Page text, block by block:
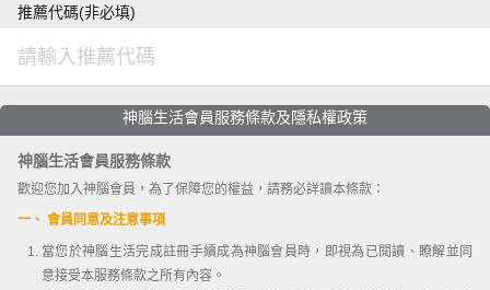
推薦代碼(非必填)
神腦生活會員服務條款及隱私權政策
神腦生活會員服務條款
歡迎您加入神腦會員，為了保障您的權益，請務必詳讀本條款：
一、 會員同意及注意事項
當您於神腦生活完成註冊手續成為神腦會員時，即視為已閱讀、瞭解並同
意接受本服務條款之所有內容。